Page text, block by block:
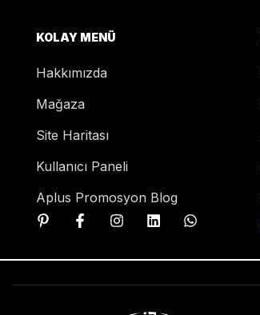
KOLAY MENÜ
Hakkımızda
Mağaza
Site Haritası
Kullanıcı Paneli
Aplus Promosyon Blog